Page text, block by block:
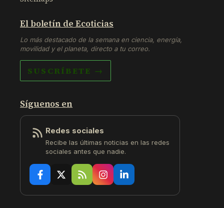
El boletín de Ecoticias
Lo más destacado de la semana en ciencia, energía,
movilidad y el planeta, directo a tu correo.
SUSCRÍBETE →
Síguenos en
Redes sociales
Recibe las últimas noticias en las redes
sociales antes que nadie.